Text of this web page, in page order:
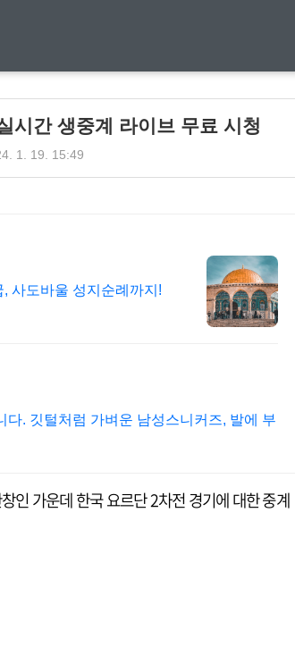
시간 생중계 라이브 무료 시청
1. 19. 15:49
사도바울 성지순례까지!
. 깃털처럼 가벼운 남성스니커즈, 발에 부
인 가운데 한국 요르단 2차전 경기에 대한 중계